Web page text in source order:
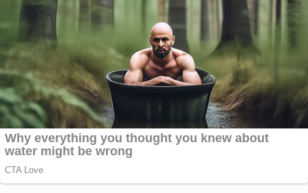
Свинско
с